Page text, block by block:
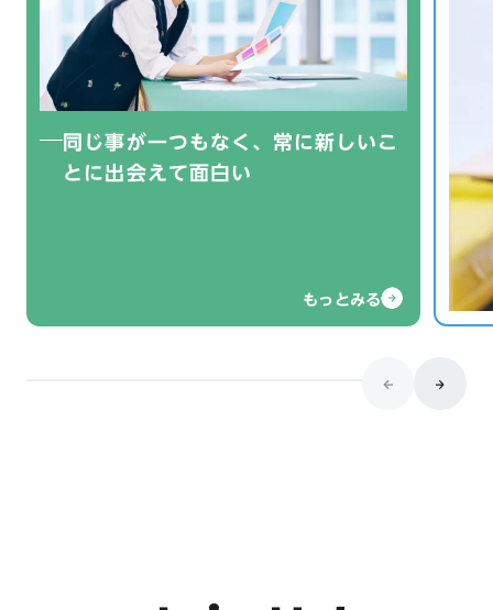
同じ事が一つもなく、常に新しいこ
とに出会えて面白い
もっとみる も